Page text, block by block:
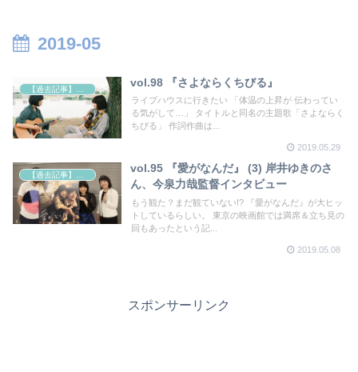
2019-05
vol.98 『さよならくちびる』
ライブハウスに行きたい 「体温の上昇が 伝わってい
る気がして…」 タイトルと同名の主題歌「さよならく
ちびる」 作詞作曲は...
2019.05.29
【過去記事】シネマクエスト「神取恭子のシネマコラム」
vol.95 『愛がなんだ』 (3) 岸井ゆきのさ
ん、今泉力哉監督インタビュー
もう観た？まだ観ていない!? 『愛がなんだ』が大ヒッ
トしているらしい。 東京の映画館では満席＆立ち見の
回もあったという記...
2019.05.08
スポンサーリンク